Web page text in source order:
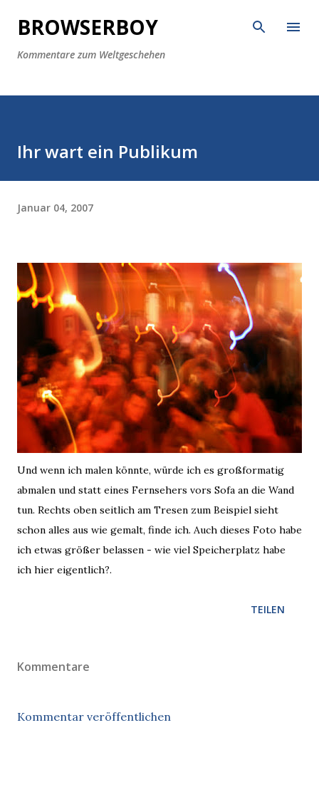
Direkt zum Hauptbereich
BROWSERBOY
Kommentare zum Weltgeschehen
Ihr wart ein Publikum
Januar 04, 2007
Und wenn ich malen könnte, würde ich es großformatig
abmalen und statt eines Fernsehers vors Sofa an die Wand
tun. Rechts oben seitlich am Tresen zum Beispiel sieht
schon alles aus wie gemalt, finde ich. Auch dieses Foto habe
ich etwas größer belassen - wie viel Speicherplatz habe
ich hier eigentlich?.
TEILEN
Kommentare
Kommentar veröffentlichen